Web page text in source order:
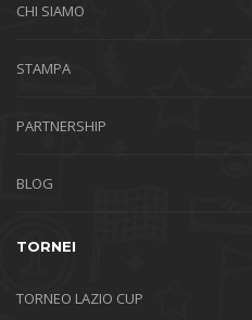
CHI SIAMO
STAMPA
PARTNERSHIP
BLOG
TORNEI
TORNEO LAZIO CUP